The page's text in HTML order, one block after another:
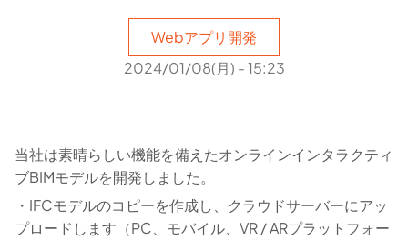
Webアプリ開発
2024/01/08(月) - 15:23
当社は素晴らしい機能を備えたオンラインインタラクティ
ブBIMモデルを開発しました。
・IFCモデルのコピーを作成し、クラウドサーバーにアッ
プロードします（PC、モバイル、VR / ARプラットフォー